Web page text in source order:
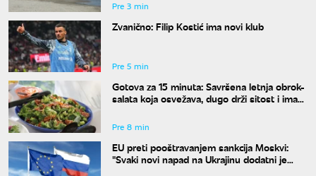
Pre 3 min
Zvanično: Filip Kostić ima novi klub
Pre 5 min
Gotova za 15 minuta: Savršena letnja obrok-
salata koja osvežava, dugo drži sitost i ima
Pre 8 min
EU preti pooštravanjem sankcija Moskvi:
"Svaki novi napad na Ukrajinu dodatni je